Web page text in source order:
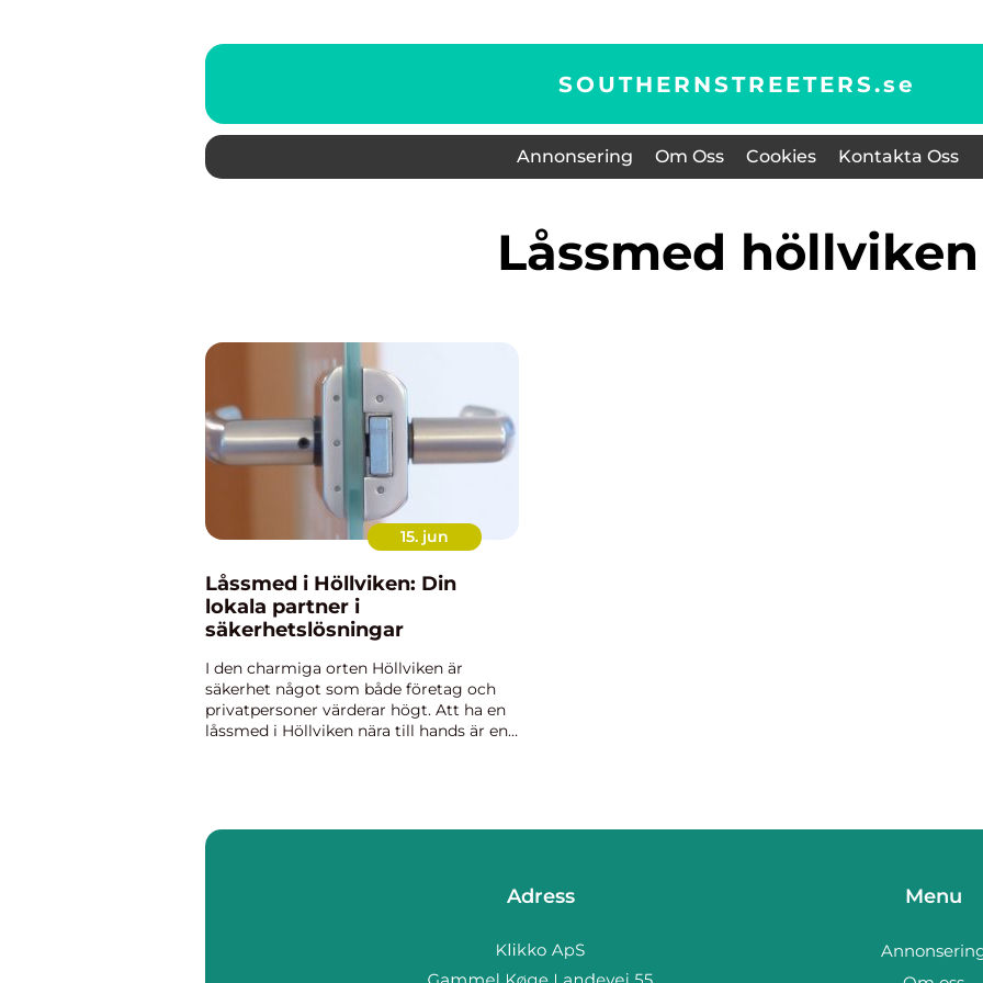
SOUTHERNSTREETERS.se
Annonsering Om Oss Cookies Kontakta Oss
låssmed höllviken
15. jun
Låssmed i Höllviken: Din
lokala partner i
säkerhetslösningar
I den charmiga orten Höllviken är
säkerhet något som både företag och
privatpersoner värderar högt. Att ha en
låssmed i Höllviken nära till hands är en
Adress Menu